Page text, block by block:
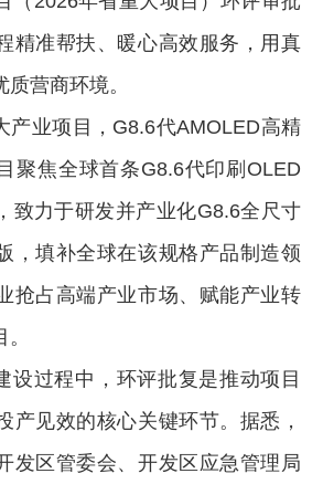
精准帮扶、暖心高效服务，用真
营商环境。
产业项目，G8.6代AMOLED高精
聚焦全球首条G8.6代印刷OLED
致力于研发并产业化G8.6全尺寸
，填补全球在该规格产品制造领
抢占高端产业市场、赋能产业转
设过程中，环评批复是推动项目
产见效的核心关键环节。据悉，
发区管委会、开发区应急管理局